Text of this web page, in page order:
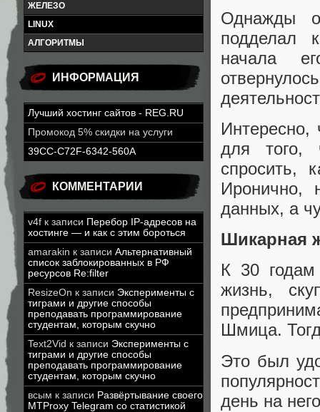
ЖЕЛЕЗО
LINUX
АЛГОРИТМЫ
ИНФОРМАЦИЯ
Лучший хостинг сайтов - REG.RU
Промокод 5% скидки на услуги
39CC-C72F-6342-560A
КОММЕНТАРИИ
v4f к записи Перебор IP-адресов на
хостинге — и как с этим бороться
amarakin к записи Альтернативный
список заблокированных в РФ
ресурсов Re:filter
ResizeOn к записи Эксперименты с
тиграми и другие способы
преподавать программирование
студентам, которым скучно
Text2Vid к записи Эксперименты с
тиграми и другие способы
преподавать программирование
студентам, которым скучно
всым к записи Развёртывание своего
MTProxy Telegram со статистикой
Однажды
подделал
начала
для того,
спросить,
Иронично,
данных, а
Шикарная
К 30
жизнь,
Шмица.
Это был
день на